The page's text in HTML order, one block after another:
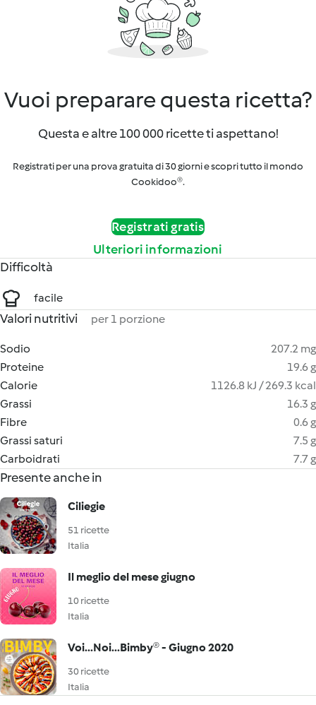
Vuoi preparare questa ricetta?
Questa e altre 100 000 ricette ti aspettano!
Registrati per una prova gratuita di 30 giorni e scopri tutto il mondo
Cookidoo®.
Registrati gratis
Ulteriori informazioni
Difficoltà
facile
Valori nutritivi per 1 porzione
Sodio
207.2 mg
Proteine
19.6 g
Calorie
1126.8 kJ / 269.3 kcal
Grassi
16.3 g
Fibre
0.6 g
Grassi saturi
7.5 g
Carboidrati
7.7 g
Presente anche in
Ciliegie
51 ricette
Italia
Il meglio del mese giugno
10 ricette
Italia
Voi...Noi...Bimby® - Giugno 2020
30 ricette
Italia